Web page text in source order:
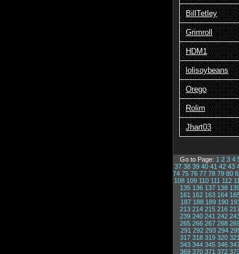
BillTetley
Grimroll
HDM1
lolisoybeans
Orego
Rolim
Jhart03
Go to Page: 1 2 3 4
37 38 39 40 41 42 43
74 75 76 77 78 79 80
108 109 110 111 112
135 136 137 138
161 162 163 164
187 188 189 190 191
213 214 215 216
239 240 241 242
265 266 267 268
291 292 293 294
317 318 319 320 321
343 344 345 346
369 370 371 372